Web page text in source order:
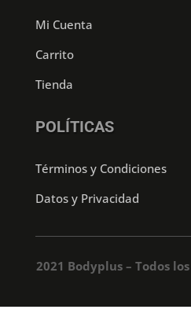
Mi Cuenta
Carrito
Tienda
POLÍTICAS
Términos y Condiciones
Datos y Privacidad
2021 Bodyplus – Todos